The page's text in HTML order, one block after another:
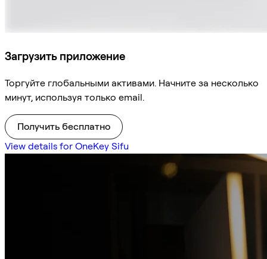
Загрузить приложение
Торгуйте глобальными активами. Начните за несколько
минут, используя только email.
Получить бесплатно
View details for OneKey Sifu